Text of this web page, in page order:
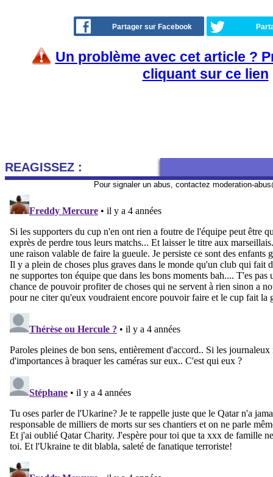
Partager sur Facebook
Un problème avec cet article ?
cliquant sur ce lien
REAGISSEZ :
Pour signaler un abus, contactez moderation-